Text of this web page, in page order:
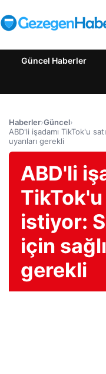
Güncel Haberler
Haberler›Güncel›
ABD'li işadamı TikTok'u
uyarıları gerekli
ABD'li
TikTok'u
istiyor:
için
gerekli